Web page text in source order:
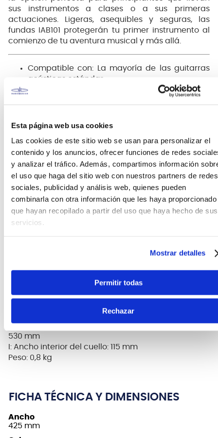
Esta página web usa cookies
Las cookies de este sitio web se usan para personalizar el
contenido y los anuncios, ofrecer funciones de redes
y analizar el tráfico. Además, compartimos información
el uso que haga del sitio web con nuestros partners de redes
sociales, publicidad y análisis web, quienes pueden
combinarla con otra información que les haya proporcionado
que hayan recopilado a partir del uso que haya hecho de sus
servicios.
Mostrar detalles
Permitir todas
Rechazar
sus instrumentos a clases o a sus primeras
actuaciones. Ligeras, asequibles y seguras, las
fundas IAB101 protegerán tu primer instrumento al
comienzo de tu aventura musical y más allá.
Compatible con: La mayoría de las guitarras
acústicas estándar
Interior: Acolchado de 5 mm
Otras características: Hombreras/correas tipo
E: Ancho interior de la parte inferior del cuerpo: 415
F: Profundidad interior: 125 mm
H: Longitud interior de la parte inferior del cuerpo:
530 mm
I: Ancho interior del cuello: 115 mm
Peso: 0,8 kg
FICHA TÉCNICA Y DIMENSIONES
Ancho
425 mm